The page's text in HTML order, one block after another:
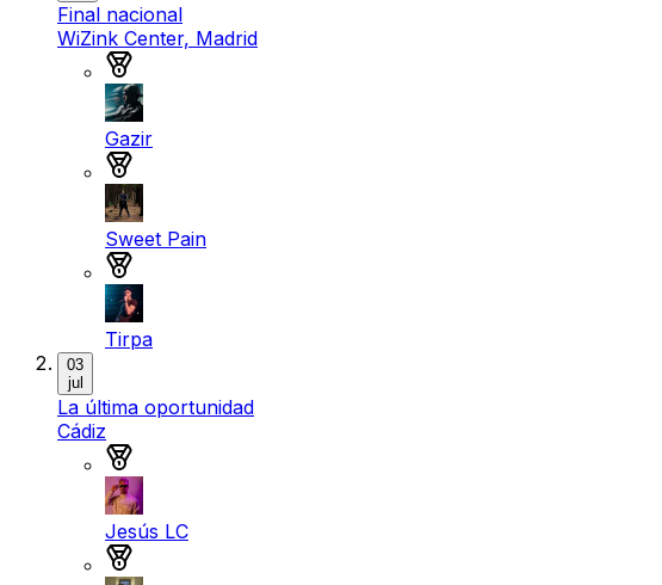
Final nacional
WiZink Center, Madrid
Gazir
Sweet Pain
Tirpa
03
jul
La última oportunidad
Cádiz
Jesús LC